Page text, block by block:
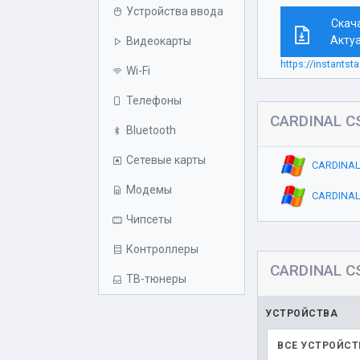
Устройства ввода
Видеокарты
Wi-Fi
Телефоны
Bluetooth
Сетевые карты
Модемы
Чипсеты
Контроллеры
ТВ-тюнеры
https://
CARDINAL
CARDINAL
УСТРОЙСТВА
ВСЕ